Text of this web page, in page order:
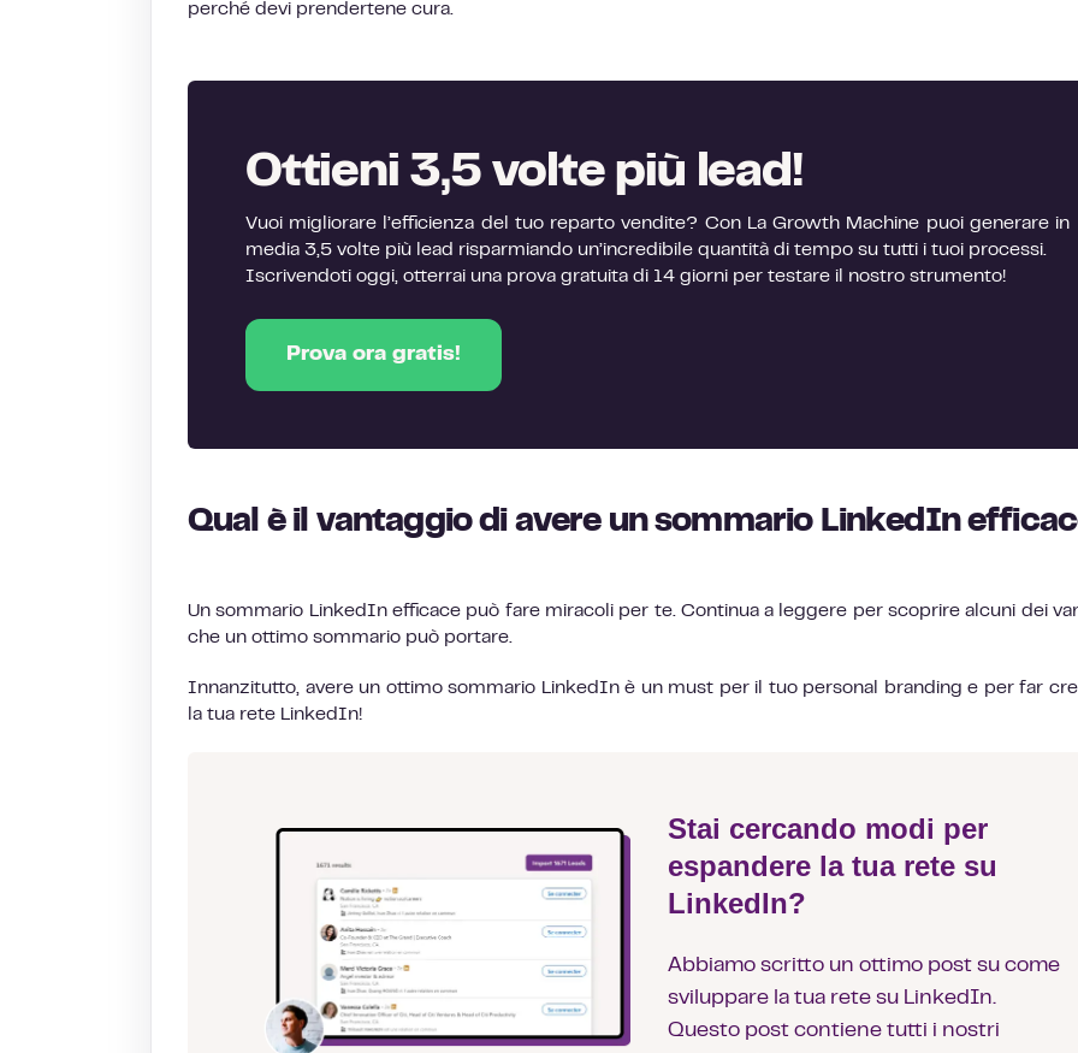
perché devi prendertene cura.
Ottieni 3,5 volte più lead!
Vuoi migliorare l’efficienza del tuo reparto vendite? Con La Growth Machine puoi generare in
media 3,5 volte più lead risparmiando un’incredibile quantità di tempo su tutti i tuoi processi.
Iscrivendoti oggi, otterrai una prova gratuita di 14 giorni per testare il nostro strumento!
Prova ora gratis!
Qual è il vantaggio di avere un sommario LinkedIn
Un sommario LinkedIn efficace può fare miracoli per te. Continua a leggere per scoprire alcuni dei
che un ottimo sommario può portare.
Innanzitutto, avere un ottimo sommario LinkedIn è un must per il tuo personal branding e per far
la tua rete LinkedIn!
Stai cercando modi per
espandere la tua rete su
LinkedIn?
Abbiamo scritto un ottimo post su come
sviluppare la tua rete su LinkedIn.
Questo post contiene tutti i nostri